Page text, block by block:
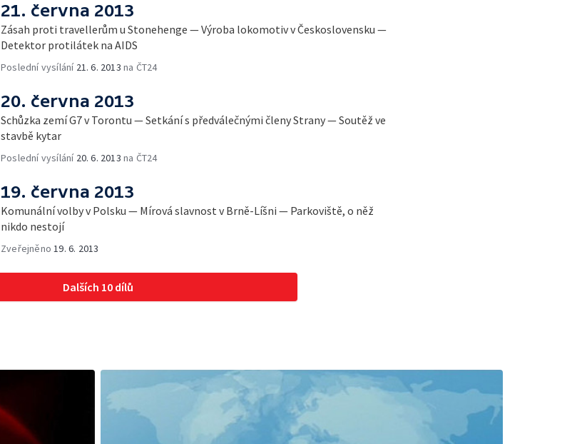
21. června 2013
Zásah proti travellerům u Stonehenge — Výroba lokomotiv v Československu —
Detektor protilátek na AIDS
Poslední vysílání 21. 6. 2013 na ČT24
20. června 2013
Schůzka zemí G7 v Torontu — Setkání s předválečnými členy Strany — Soutěž ve
stavbě kytar
Poslední vysílání 20. 6. 2013 na ČT24
19. června 2013
Komunální volby v Polsku — Mírová slavnost v Brně-Líšni — Parkoviště, o něž
nikdo nestojí
Zveřejněno19. 6. 2013
Dalších 10 dílů